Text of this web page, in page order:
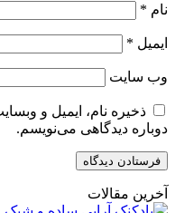
نام *
ایمیل *
وب‌ سایت
ذخیره نام، ایمیل و
دوباره دیدگاهی می‌نویسم.
آخرین مقالات